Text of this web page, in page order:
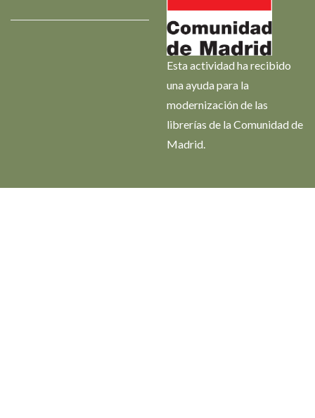
Esta actividad ha recibido
una ayuda para la
modernización de las
librerías de la Comunidad de
Madrid.